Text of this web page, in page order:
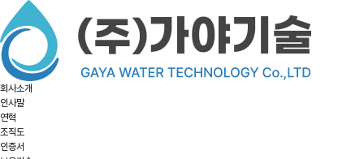
회사소개
인사말
연혁
조직도
인증서